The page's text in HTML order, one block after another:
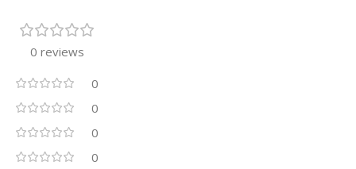
0 reviews
0
0
0
0